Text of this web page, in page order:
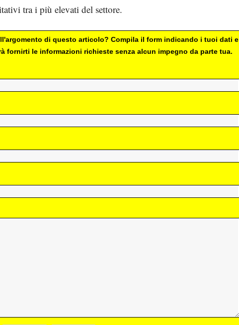
tra i più elevati del settore.
di questo articolo? Compila il form indicando i tuoi dati e
fornirti le informazioni richieste senza alcun impegno da parte tua.